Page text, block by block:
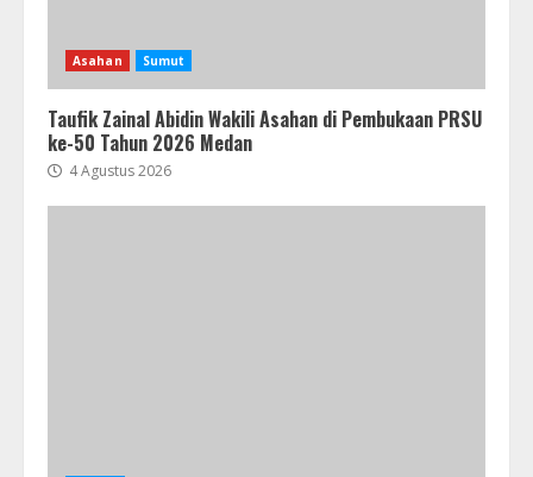
Asahan Sumut
Taufik Zainal Abidin Wakili Asahan di Pembukaan PRSU
ke-50 Tahun 2026 Medan
4 Agustus 2026